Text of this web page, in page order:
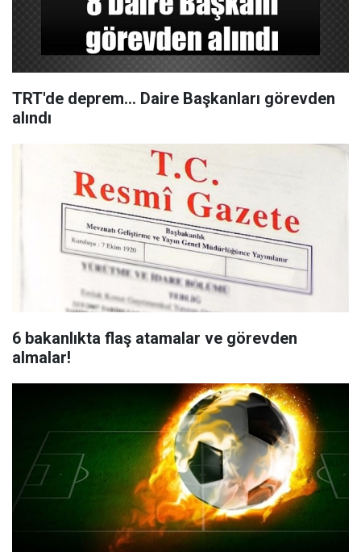
TRT'de deprem... Daire Başkanları görevden
alındı
6 bakanlıkta flaş atamalar ve görevden
almalar!